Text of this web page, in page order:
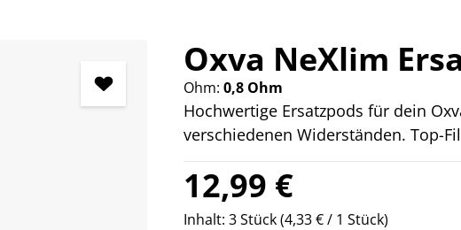
Oxva NeXlim
Ohm: 0,8 Ohm
Hochwertige Ersatzpods für dein
verschiedenen Widerständen. Top-
Regulärer Preis:
12,99 €
Inhalt: 3 Stück(4,33 € / 1 Stück)